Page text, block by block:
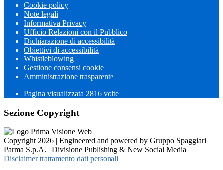
Cookie policy
Note legali
Informativa Privacy
Ufficio Relazioni con il Pubblico
Dichiarazione di accessibilità
Obiettivi di accessibilità
Whistleblowing
Gestione consensi cookie
Amministrazione trasparente
Pagina visualizzata 2816 volte
Sezione Copyright
Copyright 2026 | Engineered and powered by Gruppo Spaggiari
Parma S.p.A. | Divisione Publishing & New Social Media
Disclaimer trattamento dati personali